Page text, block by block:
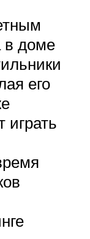
в доме
его
играть